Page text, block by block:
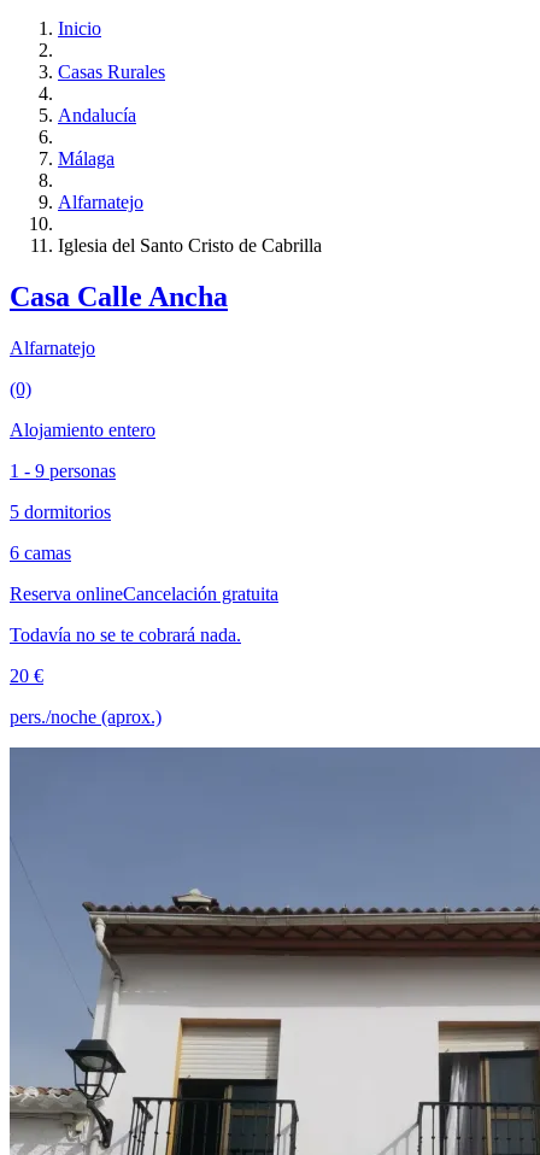
Inicio
Casas Rurales
Andalucía
Málaga
Alfarnatejo
Iglesia del Santo Cristo de Cabrilla
Casa Calle Ancha
Alfarnatejo
(0)
Alojamiento entero
1 - 9 personas
5 dormitorios
6 camas
Reserva onlineCancelación gratuita
Todavía no se te cobrará nada.
20 €
pers./noche (aprox.)